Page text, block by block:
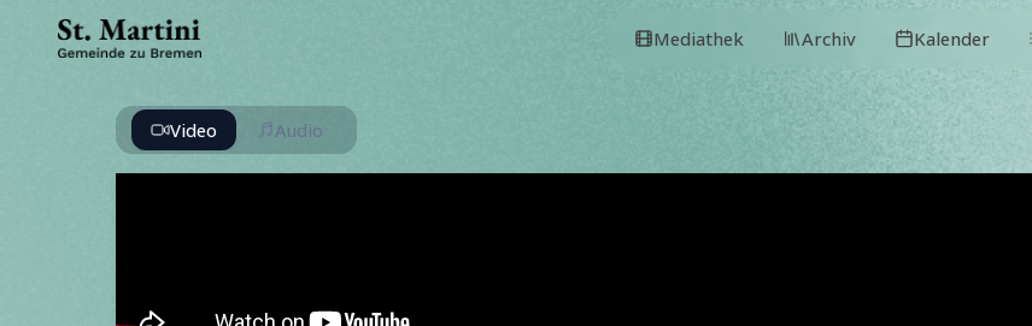
Mediathek Archiv Kalender
Video Audio